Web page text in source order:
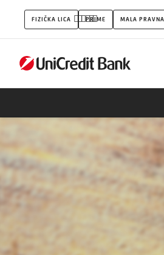
Spajanja
i
akvizicije
FIZIČKA LICA PRIME MALA